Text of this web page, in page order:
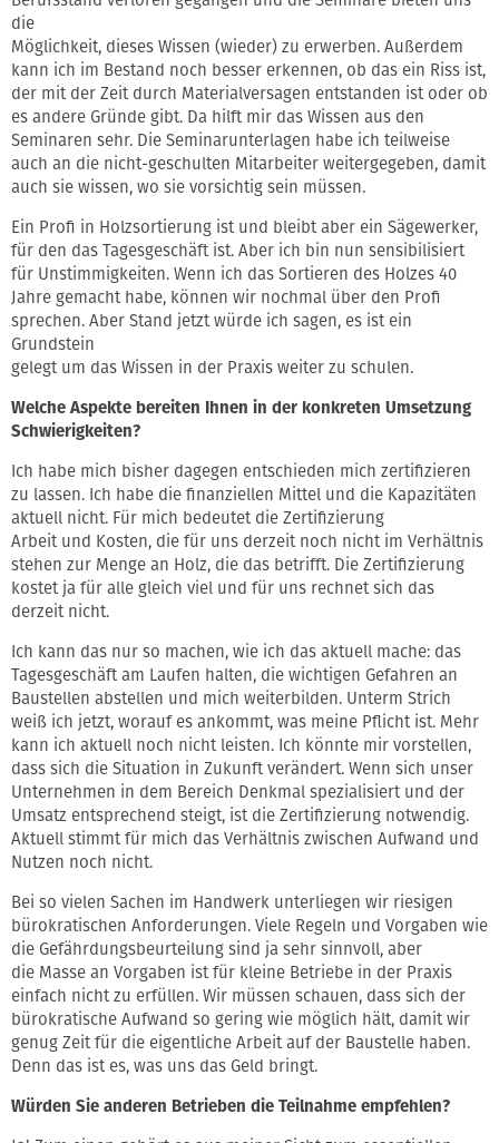
die
Möglichkeit, dieses Wissen (wieder) zu erwerben. Außerdem
kann ich im Bestand noch besser erkennen, ob das ein Riss ist,
der mit der Zeit durch Materialversagen entstanden ist oder ob
es andere Gründe gibt. Da hilft mir das Wissen aus den
Seminaren sehr. Die Seminarunterlagen habe ich teilweise
auch an die nicht-geschulten Mitarbeiter weitergegeben, damit
auch sie wissen, wo sie vorsichtig sein müssen.
Ein Profi in Holzsortierung ist und bleibt aber ein Sägewerker,
für den das Tagesgeschäft ist. Aber ich bin nun sensibilisiert
für Unstimmigkeiten. Wenn ich das Sortieren des Holzes 40
Jahre gemacht habe, können wir nochmal über den Profi
sprechen. Aber Stand jetzt würde ich sagen, es ist ein
Grundstein
gelegt um das Wissen in der Praxis weiter zu schulen.
Welche Aspekte bereiten Ihnen in der konkreten Umsetzung
Schwierigkeiten?
Ich habe mich bisher dagegen entschieden mich zertifizieren
zu lassen. Ich habe die finanziellen Mittel und die Kapazitäten
aktuell nicht. Für mich bedeutet die Zertifizierung
Arbeit und Kosten, die für uns derzeit noch nicht im Verhältnis
stehen zur Menge an Holz, die das betrifft. Die Zertifizierung
kostet ja für alle gleich viel und für uns rechnet sich das
derzeit nicht.
Ich kann das nur so machen, wie ich das aktuell mache: das
Tagesgeschäft am Laufen halten, die wichtigen Gefahren an
Baustellen abstellen und mich weiterbilden. Unterm Strich
weiß ich jetzt, worauf es ankommt, was meine Pflicht ist. Mehr
kann ich aktuell noch nicht leisten. Ich könnte mir vorstellen,
dass sich die Situation in Zukunft verändert. Wenn sich unser
Unternehmen in dem Bereich Denkmal spezialisiert und der
Umsatz entsprechend steigt, ist die Zertifizierung notwendig.
Aktuell stimmt für mich das Verhältnis zwischen Aufwand und
Nutzen noch nicht.
Bei so vielen Sachen im Handwerk unterliegen wir riesigen
bürokratischen Anforderungen. Viele Regeln und Vorgaben wie
die Gefährdungsbeurteilung sind ja sehr sinnvoll, aber
die Masse an Vorgaben ist für kleine Betriebe in der Praxis
einfach nicht zu erfüllen. Wir müssen schauen, dass sich der
bürokratische Aufwand so gering wie möglich hält, damit wir
genug Zeit für die eigentliche Arbeit auf der Baustelle haben.
Denn das ist es, was uns das Geld bringt.
Würden Sie anderen Betrieben die Teilnahme empfehlen?